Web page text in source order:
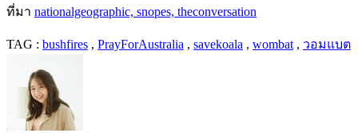
ที่มา nationalgeographic, snopes, theconversation
TAG : bushfires , PrayForAustralia , savekoala , wombat , วอมแบต